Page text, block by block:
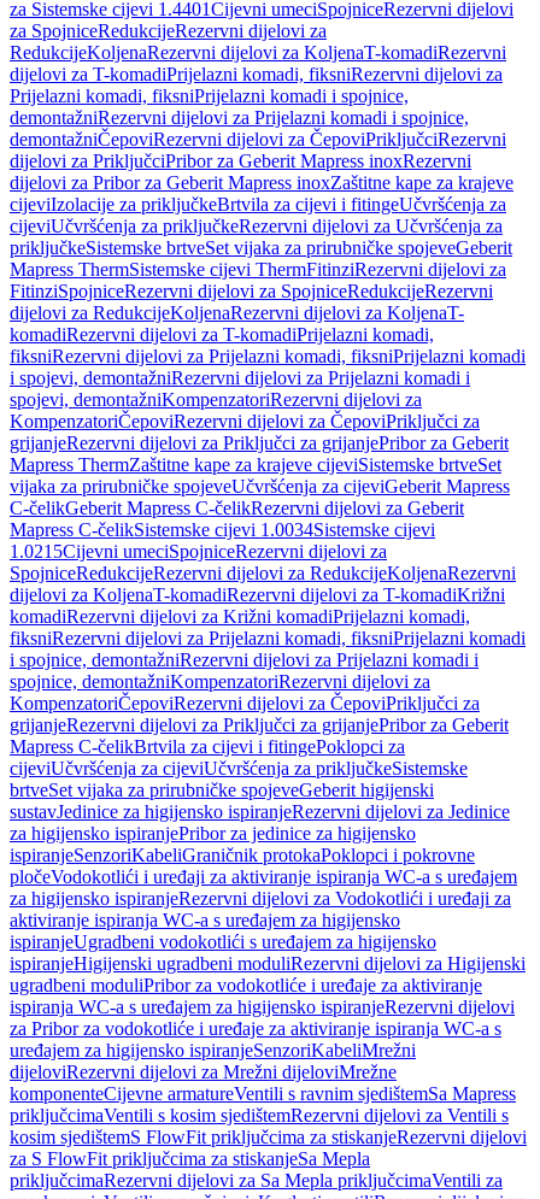
za Sistemske cijevi 1.4401Cijevni umeciSpojniceRezervni dijelovi
za SpojniceRedukcijeRezervni dijelovi za
RedukcijeKoljenaRezervni dijelovi za KoljenaT-komadiRezervni
dijelovi za T-komadiPrijelazni komadi, fiksniRezervni dijelovi za
Prijelazni komadi, fiksniPrijelazni komadi i spojnice,
demontažniRezervni dijelovi za Prijelazni komadi i spojnice,
demontažniČepoviRezervni dijelovi za ČepoviPriključciRezervni
dijelovi za PriključciPribor za Geberit Mapress inoxRezervni
dijelovi za Pribor za Geberit Mapress inoxZaštitne kape za krajeve
cijeviIzolacije za priključkeBrtvila za cijevi i fitingeUčvršćenja za
cijeviUčvršćenja za priključkeRezervni dijelovi za Učvršćenja za
priključkeSistemske brtveSet vijaka za prirubničke spojeveGeberit
Mapress ThermSistemske cijevi ThermFitinziRezervni dijelovi za
FitinziSpojniceRezervni dijelovi za SpojniceRedukcijeRezervni
dijelovi za RedukcijeKoljenaRezervni dijelovi za KoljenaT-
komadiRezervni dijelovi za T-komadiPrijelazni komadi,
fiksniRezervni dijelovi za Prijelazni komadi, fiksniPrijelazni komadi
i spojevi, demontažniRezervni dijelovi za Prijelazni komadi i
spojevi, demontažniKompenzatoriRezervni dijelovi za
KompenzatoriČepoviRezervni dijelovi za ČepoviPriključci za
grijanjeRezervni dijelovi za Priključci za grijanjePribor za Geberit
Mapress ThermZaštitne kape za krajeve cijeviSistemske brtveSet
vijaka za prirubničke spojeveUčvršćenja za cijeviGeberit Mapress
C-čelikGeberit Mapress C-čelikRezervni dijelovi za Geberit
Mapress C-čelikSistemske cijevi 1.0034Sistemske cijevi
1.0215Cijevni umeciSpojniceRezervni dijelovi za
SpojniceRedukcijeRezervni dijelovi za RedukcijeKoljenaRezervni
dijelovi za KoljenaT-komadiRezervni dijelovi za T-komadiKrižni
komadiRezervni dijelovi za Križni komadiPrijelazni komadi,
fiksniRezervni dijelovi za Prijelazni komadi, fiksniPrijelazni komadi
i spojnice, demontažniRezervni dijelovi za Prijelazni komadi i
spojnice, demontažniKompenzatoriRezervni dijelovi za
KompenzatoriČepoviRezervni dijelovi za ČepoviPriključci za
grijanjeRezervni dijelovi za Priključci za grijanjePribor za Geberit
Mapress C-čelikBrtvila za cijevi i fitingePoklopci za
cijeviUčvršćenja za cijeviUčvršćenja za priključkeSistemske
brtveSet vijaka za prirubničke spojeveGeberit higijenski
sustavJedinice za higijensko ispiranjeRezervni dijelovi za Jedinice
za higijensko ispiranjePribor za jedinice za higijensko
ispiranjeSenzoriKabeliGraničnik protokaPoklopci i pokrovne
pločeVodokotlići i uređaji za aktiviranje ispiranja WC-a s uređajem
za higijensko ispiranjeRezervni dijelovi za Vodokotlići i uređaji za
aktiviranje ispiranja WC-a s uređajem za higijensko
ispiranjeUgradbeni vodokotlići s uređajem za higijensko
ispiranjeHigijenski ugradbeni moduliRezervni dijelovi za Higijenski
ugradbeni moduliPribor za vodokotliće i uređaje za aktiviranje
ispiranja WC-a s uređajem za higijensko ispiranjeRezervni dijelovi
za Pribor za vodokotliće i uređaje za aktiviranje ispiranja WC-a s
uređajem za higijensko ispiranjeSenzoriKabeliMrežni
dijeloviRezervni dijelovi za Mrežni dijeloviMrežne
komponenteCijevne armatureVentili s ravnim sjedištemSa Mapress
priključcimaVentili s kosim sjedištemRezervni dijelovi za Ventili s
kosim sjedištemS FlowFit priključcima za stiskanjeRezervni dijelovi
za S FlowFit priključcima za stiskanjeSa Mepla
priključcimaRezervni dijelovi za Sa Mepla priključcimaVentili za